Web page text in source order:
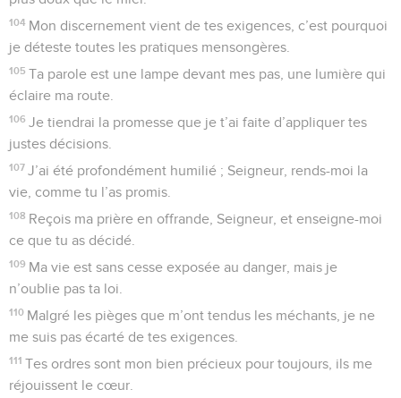
104 Mon discernement vient de tes exigences, c’est pourquoi
je déteste toutes les pratiques mensongères.
105 Ta parole est une lampe devant mes pas, une lumière qui
éclaire ma route.
106 Je tiendrai la promesse que je t’ai faite d’appliquer tes
justes décisions.
107 J’ai été profondément humilié ; Seigneur, rends-moi la
vie, comme tu l’as promis.
108 Reçois ma prière en offrande, Seigneur, et enseigne-moi
ce que tu as décidé.
109 Ma vie est sans cesse exposée au danger, mais je
n’oublie pas ta loi.
110 Malgré les pièges que m’ont tendus les méchants, je ne
me suis pas écarté de tes exigences.
111 Tes ordres sont mon bien précieux pour toujours, ils me
réjouissent le cœur.